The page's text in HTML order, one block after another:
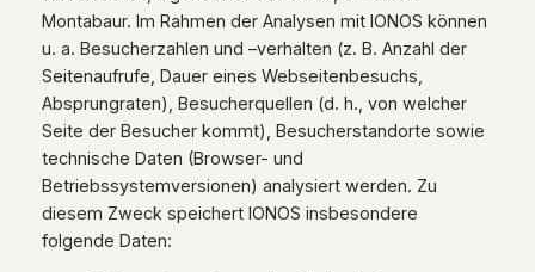
Montabaur. Im Rahmen der Analysen mit IONOS können
u. a. Besucherzahlen und –verhalten (z. B. Anzahl der
Seitenaufrufe, Dauer eines Webseitenbesuchs,
Absprungraten), Besucherquellen (d. h., von welcher
Seite der Besucher kommt), Besucherstandorte sowie
technische Daten (Browser- und
Betriebssystemversionen) analysiert werden. Zu
diesem Zweck speichert IONOS insbesondere
folgende Daten: